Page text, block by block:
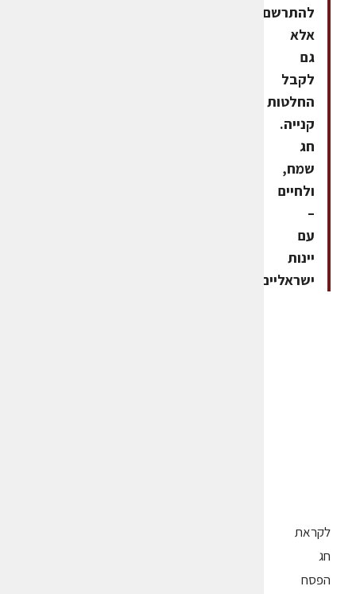
להתרשם,
אלא
גם
לקבל
החלטות
קנייה.
חג
שמח,
ולחיים
–
עם
יינות
ישראליים
לקראת
חג
הפסח